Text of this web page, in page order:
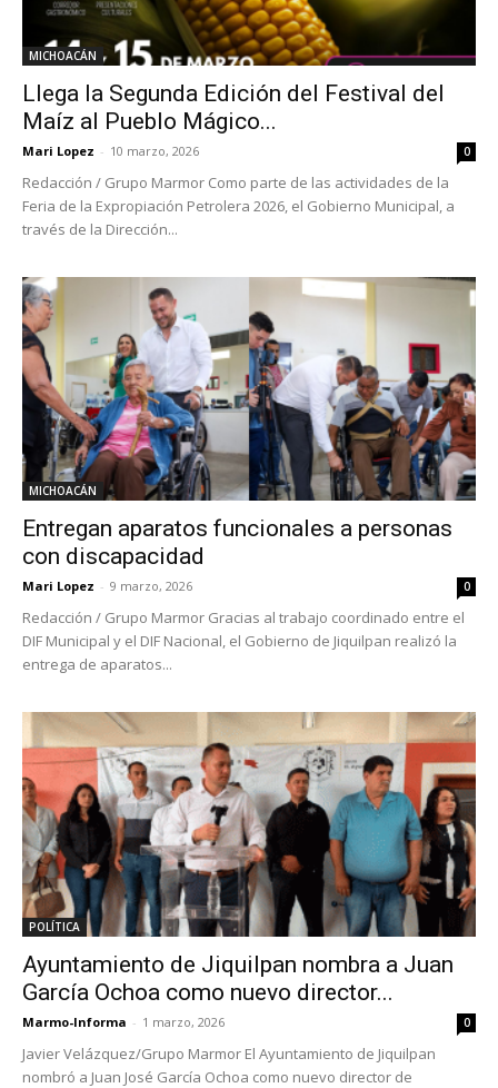
MICHOACÁN
Llega la Segunda Edición del Festival del
Maíz al Pueblo Mágico...
Mari Lopez - 10 marzo, 2026 0
Redacción / Grupo Marmor Como parte de las actividades de la
Feria de la Expropiación Petrolera 2026, el Gobierno Municipal, a
través de la Dirección...
MICHOACÁN
Entregan aparatos funcionales a personas
con discapacidad
Mari Lopez - 9 marzo, 2026 0
Redacción / Grupo Marmor Gracias al trabajo coordinado entre el
DIF Municipal y el DIF Nacional, el Gobierno de Jiquilpan realizó la
entrega de aparatos...
POLÍTICA
Ayuntamiento de Jiquilpan nombra a Juan
García Ochoa como nuevo director...
Marmo-Informa - 1 marzo, 2026 0
Javier Velázquez/Grupo Marmor El Ayuntamiento de Jiquilpan
nombró a Juan José García Ochoa como nuevo director de